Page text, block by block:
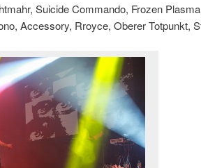
Suicide Commando, Frozen
Accessory, Rroyce, Oberer Totpunkt,